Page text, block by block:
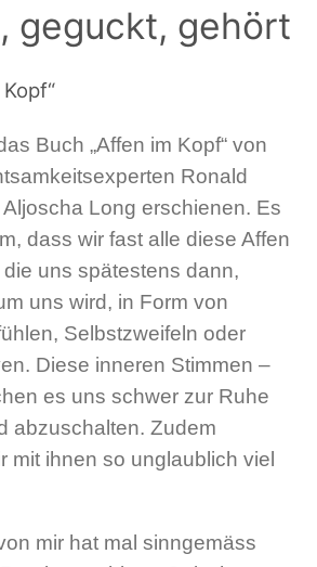
geguckt, gehört
Buch „Affen im Kopf“ von
Ronald
Long erschienen. Es
dass wir fast alle diese Affen
uns spätestens dann,
uns wird, in Form von
Selbstzweifeln oder
Diese inneren Stimmen –
es uns schwer zur Ruhe
abzuschalten. Zudem
mit ihnen so unglaublich viel
mir hat mal sinngemäss